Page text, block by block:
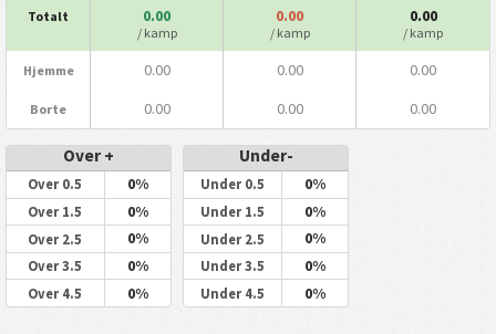
Totalt 0.00
/ kamp
0.00
/ kamp
0.00
/ kamp
Hjemme 0.00 0.00 0.00
Borte 0.00 0.00 0.00
Over +
Over 0.5 0%
Over 1.5 0%
Over 2.5 0%
Over 3.5 0%
Over 4.5 0%
Under-
Under 0.5 0%
Under 1.5 0%
Under 2.5 0%
Under 3.5 0%
Under 4.5 0%